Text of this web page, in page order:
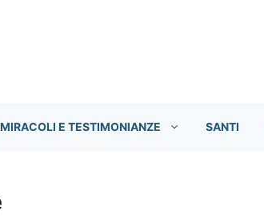
MIRACOLI E TESTIMONIANZE SANTI